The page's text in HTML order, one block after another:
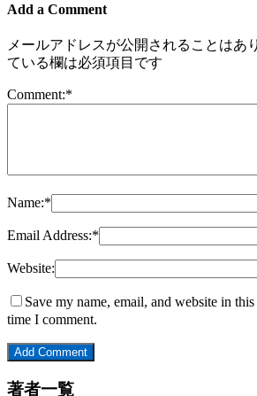
Add a Comment
メールアドレスが公開されることはあ
ている欄は必須項目です
Comment:*
Name:*
Email Address:*
Website:
Save my name, email, and website in
time I comment.
著者一覧